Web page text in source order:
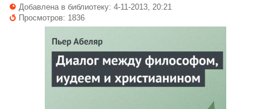
Добавлена в библиотеку: 4-11-2013, 20:21
Просмотров: 1836